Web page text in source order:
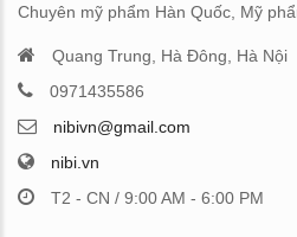
Chuyên mỹ phẩm Hàn Quốc, Mỹ
Quang Trung, Hà Đông, Hà Nội
0971435586
nibivn@gmail.com
nibi.vn
T2 - CN / 9:00 AM - 6:00 PM